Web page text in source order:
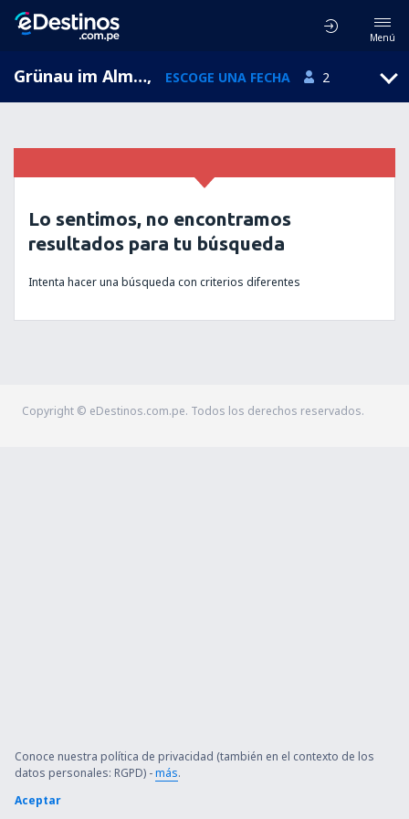
Menú
Grünau im Almtal, Alta Austria, Austria, ESCOGE UNA FECHA 2
Lo sentimos, no encontramos
resultados para tu búsqueda
Intenta hacer una búsqueda con criterios diferentes
Copyright © eDestinos.com.pe. Todos los derechos reservados.
Conoce nuestra política de privacidad (también en el contexto de los
datos personales: RGPD) -más.
Aceptar